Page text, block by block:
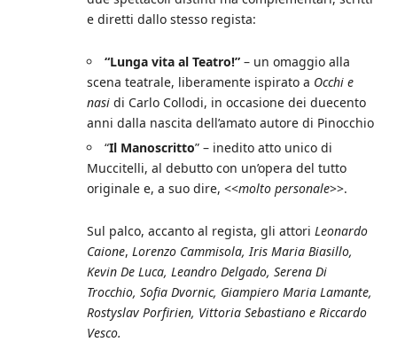
e diretti dallo stesso regista:
“Lunga vita al Teatro!” – un omaggio alla
scena teatrale, liberamente ispirato a Occhi e
nasi di Carlo Collodi, in occasione dei duecento
anni dalla nascita dell’amato autore di Pinocchio
“Il Manoscritto” – inedito atto unico di
Muccitelli, al debutto con un’opera del tutto
originale e, a suo dire, <<molto personale>>.
Sul palco, accanto al regista, gli attori Leonardo
Caione, Lorenzo Cammisola, Iris Maria Biasillo,
Kevin De Luca, Leandro Delgado, Serena Di
Trocchio, Sofia Dvornic, Giampiero Maria Lamante,
Rostyslav Porfirien, Vittoria Sebastiano e Riccardo
Vesco.